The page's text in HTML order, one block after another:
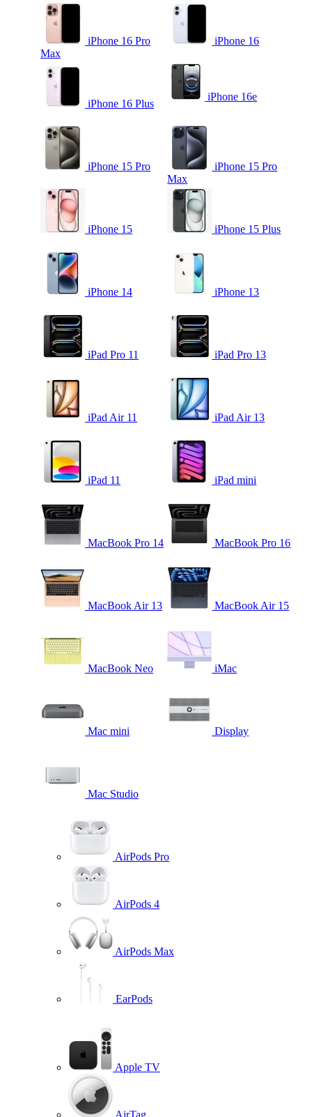
iPhone 16 Pro
Max
iPhone 16
iPhone 16 Plus
iPhone 16e
iPhone 15 Pro
iPhone 15 Pro
Max
iPhone 15 iPhone 15 Plus
iPhone 14 iPhone 13
iPad Pro 11 iPad Pro 13
iPad Air 11 iPad Air 13
iPad 11 iPad mini
MacBook Pro 14 MacBook Pro 16
MacBook Air 13 MacBook Air 15
MacBook Neo iMac
Mac mini Display
Mac Studio
AirPods Pro
AirPods 4
AirPods Max
EarPods
Apple TV